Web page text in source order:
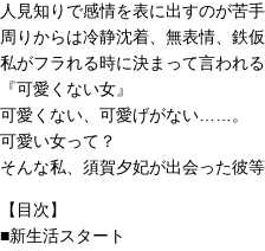
人見知りで感情を表に出すのが苦
周りからは冷静沈着、無表情、鉄
私がフラれる時に決まって言われ
『可愛くない女』
可愛くない、可愛げがない……。
可愛い女って？
そんな私、須賀夕妃が出会った彼
【目次】
■新生活スタート